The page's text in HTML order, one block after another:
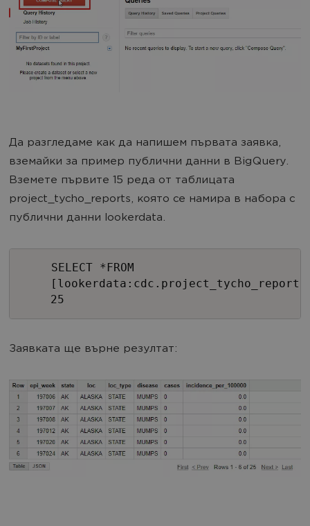
Да разгледаме как да напишем първата заявка,
вземайки за пример публични данни в BigQuery.
Вземете първите 15 реда от таблицата
project_tycho_reports, която се намира в набора с
публични данни lookerdata.
SELECT *FROM
25
Заявката ще върне резултат: